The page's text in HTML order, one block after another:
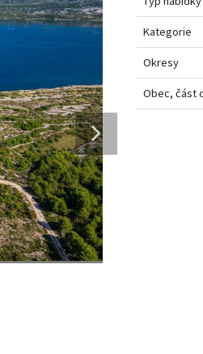
Kategorie
Okresy
Obec, část